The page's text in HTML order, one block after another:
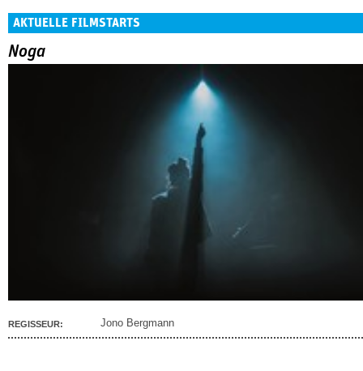
AKTUELLE FILMSTARTS
Noga
REGISSEUR: Jono Bergmann